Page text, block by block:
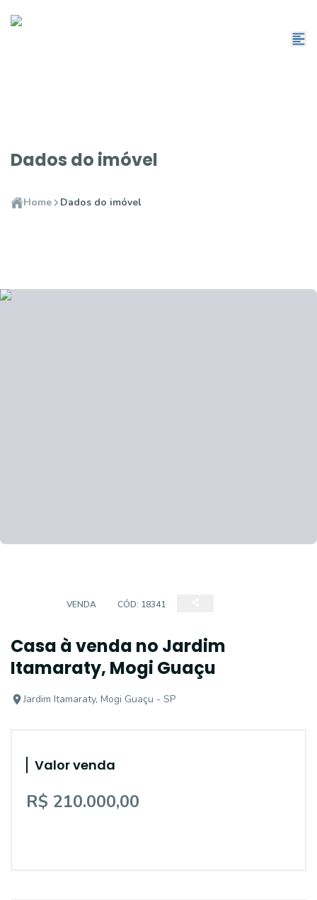
Dados do imóvel
Home Dados do imóvel
VENDA CÓD: 18341
Casa à venda no Jardim
Itamaraty, Mogi Guaçu
Jardim Itamaraty, Mogi Guaçu - SP
Valor venda
R$ 210.000,00